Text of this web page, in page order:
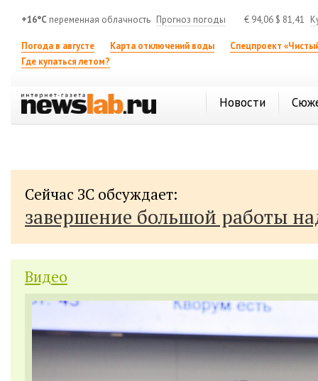
+16°C переменная облачность Прогноз погоды € 94,06 $ 81,41
Погода в августе Карта отключений воды
Спецпроект
Где купаться летом?
Новости
Сейчас ЗС обсуждает:
завершение большой работы
Видео